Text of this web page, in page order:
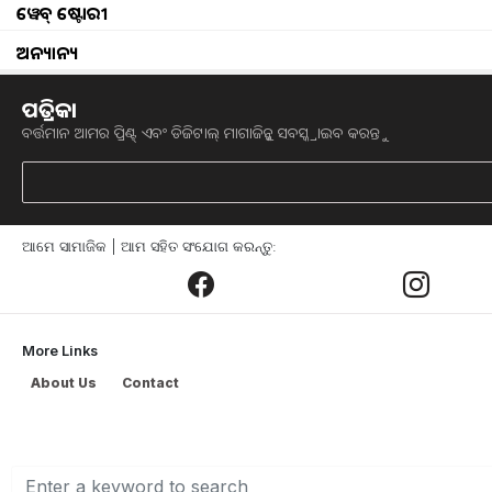
ୱେବ୍ ଷ୍ଟୋରୀ
ଅନ୍ୟାନ୍ୟ
ପତ୍ରିକା
ବର୍ତ୍ତମାନ ଆମର ପ୍ରିଣ୍ଟ୍ ଏବଂ ଡିଜିଟାଲ୍ ମାଗାଜିନ୍କୁ ସବସ୍କ୍ରାଇବ କରନ୍ତୁ
ଆମେ ସାମାଜିକ | ଆମ ସହିତ ସଂଯୋଗ କରନ୍ତୁ:
More Links
About Us
Contact
Dr. Satya Ranjan Das, a
ଏକ ନିର୍ଦ୍ଦିଷ୍ଟ ଲକ୍ଷ୍ୟ ରେ ନିରନ୍ତର କାର୍ଯ୍ୟ
ମଣିଷ କରି ଗଢି ଦେଇଥାଏ I ଓଡିଆରେ କଥା
ଅଛନ୍ତି ଯେକି ଲକ୍ଷ ଲକ୍ଷ ଚାଷୀ ପରିବାରଙ୍କ
କାର୍ଯ୍ୟ ରେ କାର୍ଯ୍ୟରତ I ସେ ଆଉ କେହି
ଅଧିକ ଅମଳକ୍ଷମ ଧାନ ବିହନ ବାହାର
୧୯୫୧ ମସିହାରେ I